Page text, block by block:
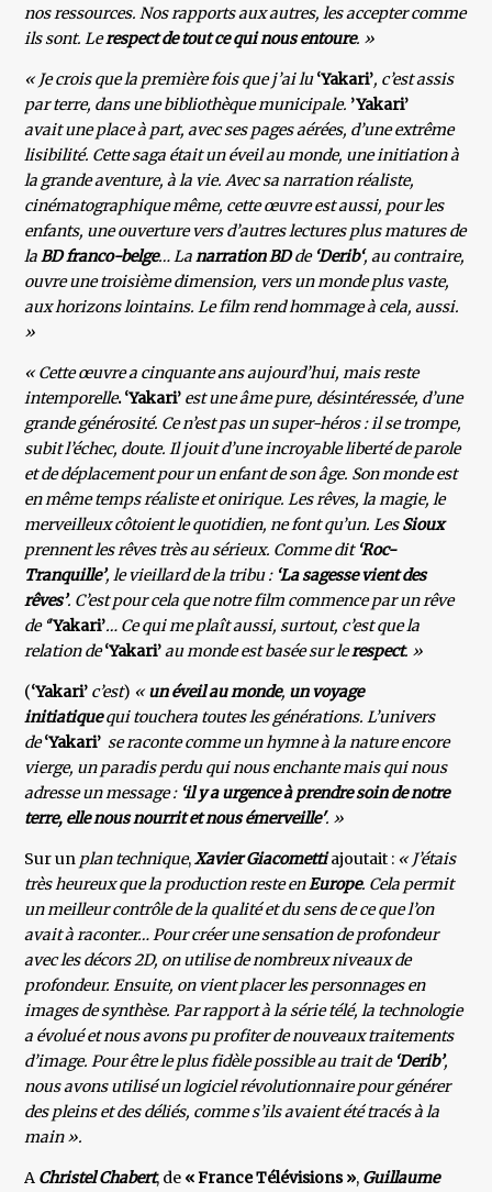
nos ressources. Nos rapports aux autres, les accepter comme
ils sont. Lerespect de tout ce qui nous entoure. »
« Je crois que la première fois que j’ai lu‘Yakari’, c’est assis
par terre, dans une bibliothèque municipale. ’Yakari’
avait une place à part, avec ses pages aérées, d’une extrême
lisibilité. Cette saga était un éveil au monde, une initiation à
la grande aventure, à la vie. Avec sa narration réaliste,
cinématographique même, cette œuvre est aussi, pour les
enfants, une ouverture vers d’autres lectures plus matures de
laBD franco-belge… Lanarration BDde ‘Derib‘, au contraire,
ouvre une troisième dimension, vers un monde plus vaste,
aux horizons lointains. Le film rend hommage à cela, aussi.
»
« Cette œuvre a cinquante ans aujourd’hui, mais reste
intemporelle. ‘Yakari’ est une âme pure, désintéressée, d’une
grande générosité. Ce n’est pas un super-héros : il se trompe,
subit l’échec, doute. Il jouit d’une incroyable liberté de parole
et de déplacement pour un enfant de son âge. Son monde est
en même temps réaliste et onirique. Les rêves, la magie, le
merveilleux côtoient le quotidien, ne font qu’un. LesSioux
prennent les rêves très au sérieux. Comme dit ‘Roc-
Tranquille’, le vieillard de la tribu :‘La sagesse vient des
rêves’. C’est pour cela que notre film commence par un rêve
de ‘'Yakari’… Ce qui me plaît aussi, surtout, c’est que la
relation de‘Yakari’au monde est basée sur lerespect. »
(‘Yakari’ c’est) «un éveil au monde, un voyage
initiatiquequi touchera toutes les générations. L’univers
de‘Yakari’se raconte comme un hymne à la nature encore
vierge, un paradis perdu qui nous enchante mais qui nous
adresse un message : ‘il y a urgence à prendre soin de notre
terre, elle nous nourrit et nous émerveille'. »
Sur un plan technique,Xavier Giacomettiajoutait : « J’étais
très heureux que la production reste enEurope. Cela permit
un meilleur contrôle de la qualité et du sens de ce que l’on
avait à raconter… Pour créer une sensation de profondeur
avec les décors 2D, on utilise de nombreux niveaux de
profondeur. Ensuite, on vient placer les personnages en
images de synthèse. Par rapport à la série télé, la technologie
a évolué et nous avons pu profiter de nouveaux traitements
d’image. Pour être le plus fidèle possible au trait de‘Derib’,
nous avons utilisé un logiciel révolutionnaire pour générer
des pleins et des déliés, comme s’ils avaient été tracés à la
main ».
A Christel Chabert, de « France Télévisions », Guillaume